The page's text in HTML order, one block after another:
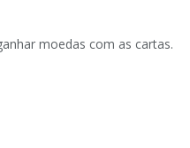
moedas com as cartas.